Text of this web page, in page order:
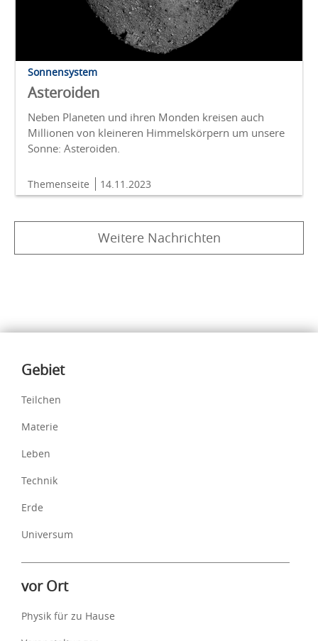
Sonnensystem
Asteroiden
Neben Planeten und ihren Monden kreisen auch
Millionen von kleineren Himmelskörpern um unsere
Sonne: Asteroiden.
Themenseite 14.11.2023
Weitere Nachrichten
Inhalte
Gebiet
Teilchen
Materie
Leben
Technik
Erde
Universum
vor Ort
Physik für zu Hause